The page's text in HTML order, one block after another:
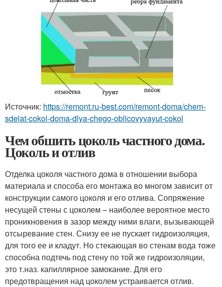
Источник: https://remont.ru-best.com/remont-doma/chem-
sdelat-cokol-doma-dlya-chego-oblicovyvayut-cokol
Чем обшить цоколь частного дома.
Цоколь и отлив
Отделка цоколя частного дома в отношении выбора
материала и способа его монтажа во многом зависит от
конструкции самого цоколя и его отлива. Сопряжение
несущей стены с цоколем – наиболее вероятное место
проникновения в зазор между ними влаги, вызывающей
отсыревание стен. Снизу ее не пускает гидроизоляция,
для того ее и кладут. Но стекающая во стенам вода тоже
способна подтечь под стену по той же гидроизоляции,
это т.наз. капиллярное замокание. Для его
предотвращения над цоколем устраивается отлив.